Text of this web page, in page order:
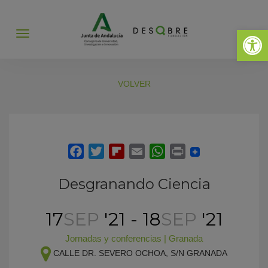
Abrir
Abrir
VOLVER
Desgranando Ciencia
17SEP '21 - 18SEP '21
Jornadas y conferencias | Granada
CALLE DR. SEVERO OCHOA, S/N GRANADA